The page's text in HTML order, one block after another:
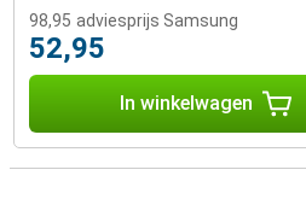
98,95 adviesprijs Samsung
52,95
In winkelwagen